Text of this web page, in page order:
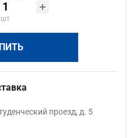
шт
проезд, д. 5